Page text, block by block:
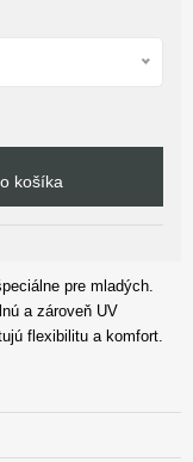
košíka
pre mladých.
a zároveň UV
flexibilitu a komfort.